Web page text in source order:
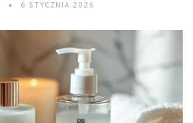
6 STYCZNIA 2026